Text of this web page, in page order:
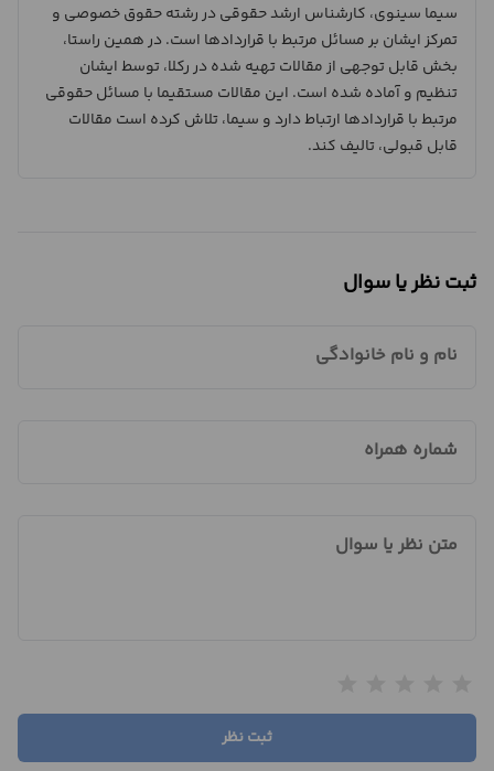
سیما سینوی، کارشناس ارشد حقوقی در رشته حقوق خصوصی و
تمرکز ایشان بر مسائل مرتبط با قراردادها است. در همین راستا،
بخش قابل توجهی از مقالات تهیه شده در رکلا، توسط ایشان
تنظیم و آماده شده است. این مقالات مستقیما با مسائل حقوقی
مرتبط با قراردادها ارتباط دارد و سیما، تلاش کرده است مقالات
قابل قبولی، تالیف کند.
ثبت نظر یا سوال
نام و نام خانوادگی
شماره همراه
متن نظر یا سوال
ثبت نظر